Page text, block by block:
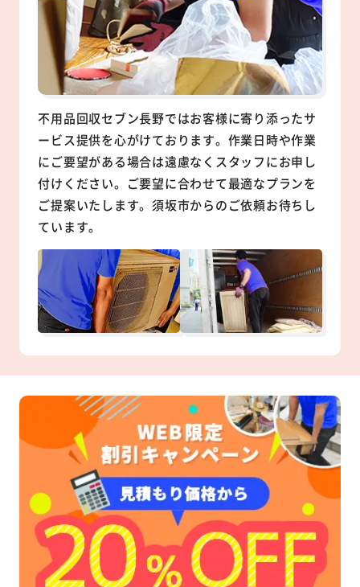
不用品回収セブン長野ではお客様に寄り添ったサ
ービス提供を心がけております。作業日時や作業
にご要望がある場合は遠慮なくスタッフにお申し
付けください。ご要望に合わせて最適なプランを
ご提案いたします。須坂市からのご依頼お待ちし
ています。